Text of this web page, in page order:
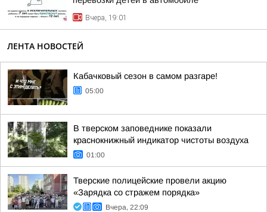
Вчера, 19:01
ЛЕНТА НОВОСТЕЙ
Кабачковый сезон в самом разгаре!
05:00
В тверском заповеднике показали
краснокнижный индикатор чистоты воздуха
01:00
Тверские полицейские провели акцию
«Зарядка со стражем порядка»
Вчера, 22:09